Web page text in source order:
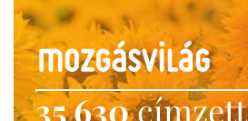
35 630címzett